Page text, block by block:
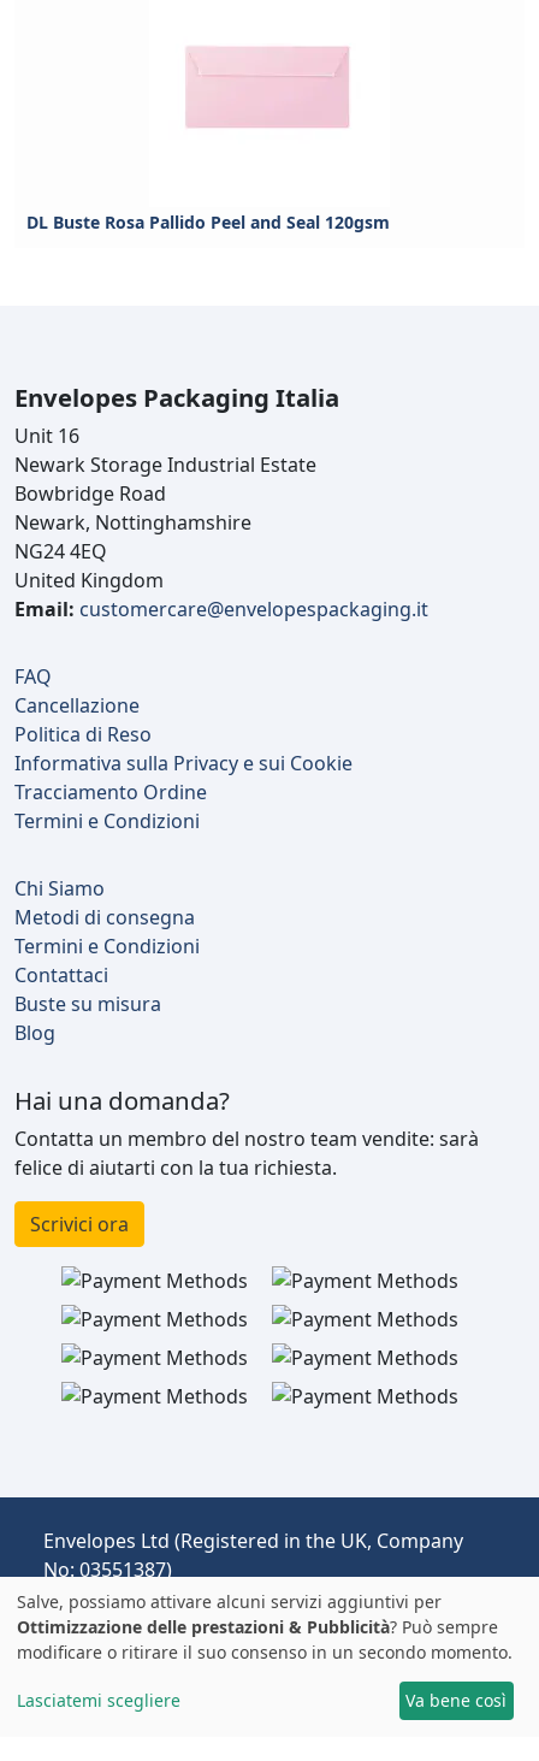
DL Buste Rosa Pallido Peel and Seal 120gsm
Envelopes Packaging Italia
Unit 16
Newark Storage Industrial Estate
Bowbridge Road
Newark, Nottinghamshire
NG24 4EQ
United Kingdom
Email: customercare@envelopespackaging.it
FAQ
Cancellazione
Politica di Reso
Informativa sulla Privacy e sui Cookie
Tracciamento Ordine
Termini e Condizioni
Chi Siamo
Metodi di consegna
Termini e Condizioni
Contattaci
Buste su misura
Blog
Hai una domanda?
Contatta un membro del nostro team vendite: sarà
felice di aiutarti con la tua richiesta.
Scrivici ora
Envelopes Ltd (Registered in the UK, Company
No: 03551387)
Operante come envelopespackaging.it |
Spedizione dal Regno Unito all'Italia.
Prezzi in EUR | Dazi e IVA possono essere
© 2025 All rights reserved.
Salve, possiamo attivare alcuni servizi aggiuntivi per
Ottimizzazione delle prestazioni & Pubblicità? Può sempre
modificare o ritirare il suo consenso in un secondo momento.
Lasciatemi scegliere Va bene così